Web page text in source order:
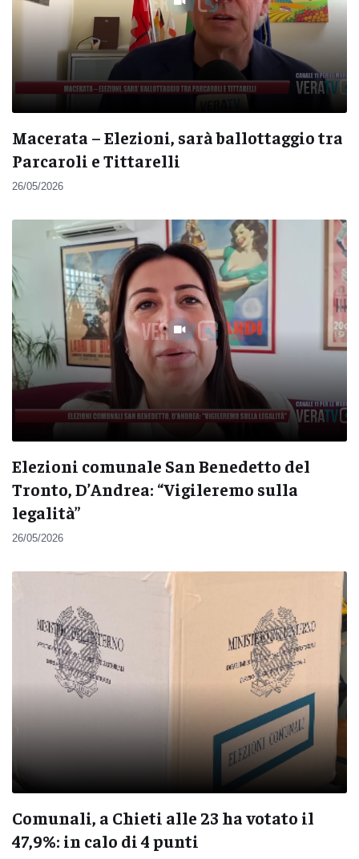
Macerata – Elezioni, sarà ballottaggio tra
Parcaroli e Tittarelli
26/05/2026
Elezioni comunale San Benedetto del
Tronto, D’Andrea: “Vigileremo sulla
legalità”
26/05/2026
Comunali, a Chieti alle 23 ha votato il
47,9%: in calo di 4 punti